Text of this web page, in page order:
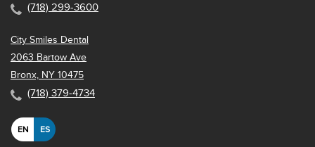
(718) 299-3600
City Smiles Dental
2063 Bartow Ave
Bronx, NY 10475
(718) 379-4734
EN ES